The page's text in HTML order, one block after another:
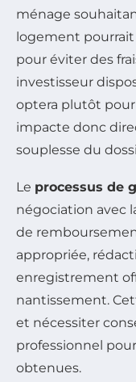
ménage
logement
pour éviter des
investisseur
optera plutôt
impacte donc
souplesse du
Le processus de
négociation avec
de
appropriée,
enregistrement
nantissement.
et nécessiter
professionnel
obtenues.